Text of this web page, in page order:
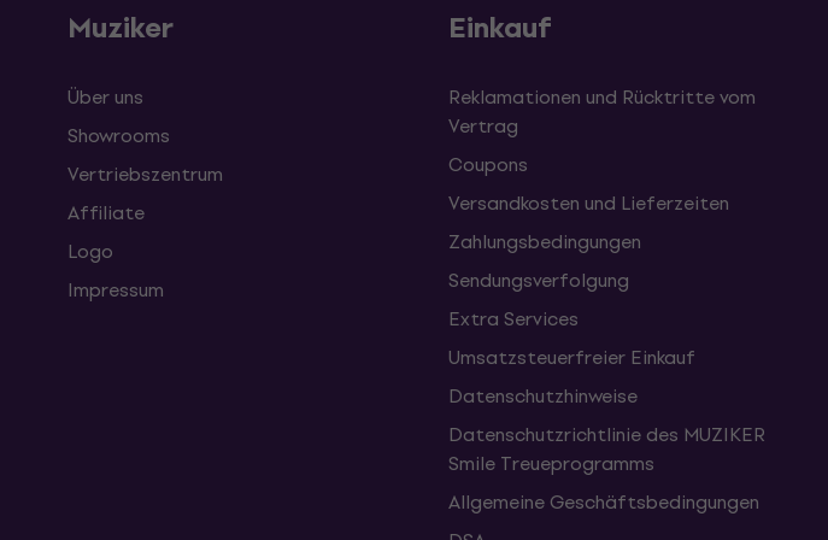
Muziker
Über uns
Showrooms
Vertriebszentrum
Affiliate
Logo
Impressum
Einkauf
Reklamationen und Rücktritte vom
Vertrag
Coupons
Versandkosten und Lieferzeiten
Zahlungsbedingungen
Sendungsverfolgung
Extra Services
Umsatzsteuerfreier Einkauf
Datenschutzhinweise
Datenschutzrichtlinie des MUZIKER
Smile Treueprogramms
Allgemeine Geschäftsbedingungen